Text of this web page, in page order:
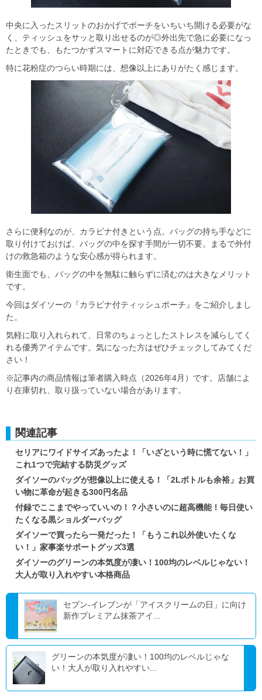
中央に入ったスリットのおかげでポーチをいちいち開ける必要がな
く、ティッシュをサッと取り出せるのが◎外出先で急に必要になっ
たときでも、もたつかずスマートに対応できる点が魅力です。
特に花粉症のつらい時期には、想像以上にありがたく感じます。
さらに便利なのが、カラビナ付きという点。バッグの持ち手などに
取り付けておけば、バッグの中を探す手間が一切不要。まるで外付
けの救急箱のような安心感が得られます。
衛生面でも、バッグの中を無駄に触らずに済むのは大きなメリット
です。
今回はダイソーの『カラビナ付ティッシュポーチ』をご紹介しまし
た。
気軽に取り入れられて、日常のちょっとしたストレスを減らしてく
れる優秀アイテムです。気になった方はぜひチェックしてみてくだ
さい！
※記事内の商品情報は筆者購入時点（2026年4月）です。店舗によ
り在庫切れ、取り扱っていない場合があります。
関連記事
セリアにワイドサイズあったよ！「いざという時に慌てない！」
これ1つで完結する防災グッズ
ダイソーのバッグが想像以上に使える！「2Lボトルも余裕」お買
い物に革命が起きる300円名品
付録でここまでやっていいの！？小さいのに超高機能！毎日使い
たくなる黒ショルダーバッグ
ダイソーで買ったら一発だった！「もうこれ以外使いたくな
い！」家事楽サポートグッズ3選
ダイソーのグリーンの本気度が凄い！100均のレベルじゃない！
大人が取り入れやすい本格商品
セブン‐イレブンが「アイスクリームの日」に向け
新作プレミアム抹茶アイ...
グリーンの本気度が凄い！100均のレベルじゃな
い！大人が取り入れやすい...